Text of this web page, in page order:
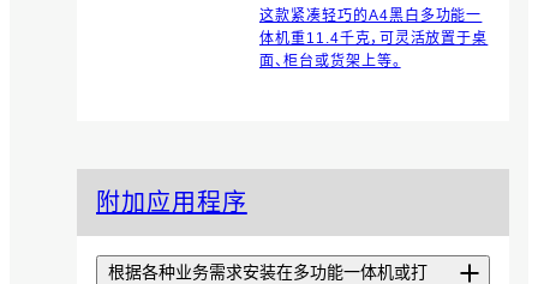
这款紧凑轻巧的A4黑白多功能一
体机重11.4千克，可灵活放置于桌
面、柜台或货架上等。
附加应用程序
根据各种业务需求安装在多功能一体机或打